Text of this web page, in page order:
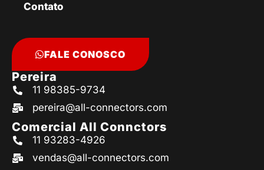
Contato
FALE CONOSCO
Pereira
11 98385-9734
pereira@all-connectors.com
Comercial All Connctors
11 93283-4926
vendas@all-connectors.com